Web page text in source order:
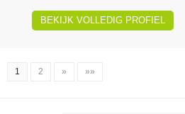
BEKIJK VOLLEDIG PROFIEL
1 2 » »»